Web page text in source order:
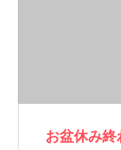
お盆休み終